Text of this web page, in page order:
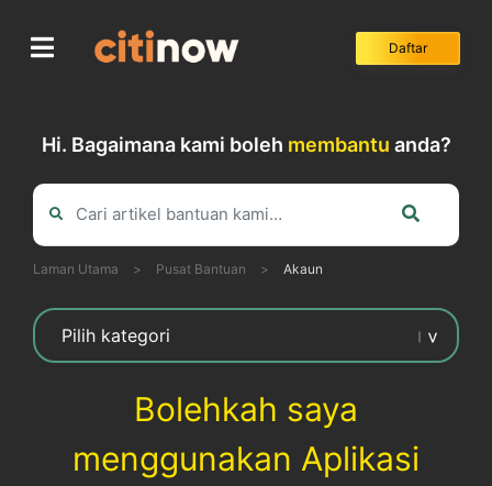
content
Daftar
Hi. Bagaimana kami boleh membantu anda?
Laman Utama > Pusat Bantuan > Akaun
Bolehkah saya
menggunakan Aplikasi